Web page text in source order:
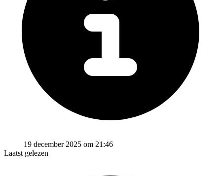
19 december 2025 om 21:46
Laatst gelezen